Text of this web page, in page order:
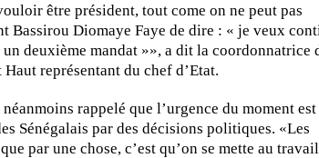
être président, tout come on ne peut pas
Bassirou Diomaye Faye de dire : « je veux
deuxième mandat »», a dit la coordonnatrice
représentant du chef d’Etat.
rappelé que l’urgence du moment est
Sénégalais par des décisions politiques. «Les
par une chose, c’est qu’on se mette au